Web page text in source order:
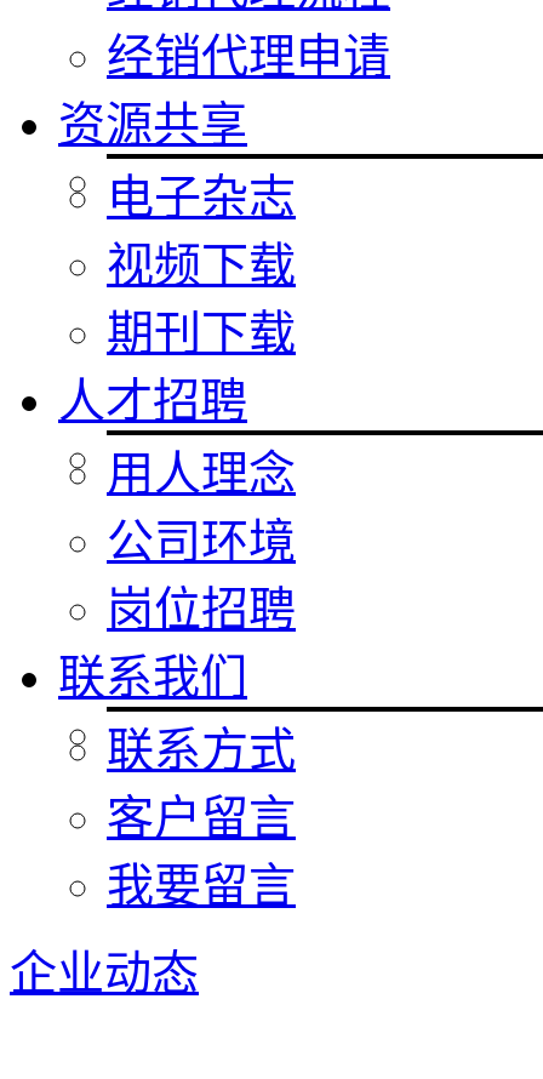
经销代理申请
资源共享
电子杂志
视频下载
期刊下载
人才招聘
用人理念
公司环境
岗位招聘
联系我们
联系方式
客户留言
我要留言
企业动态